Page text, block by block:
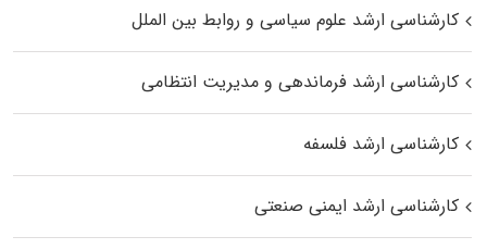
کارشناسی ارشد علوم سیاسی و روابط بین الملل
کارشناسی ارشد فرماندهی و مدیریت انتظامی
کارشناسی ارشد فلسفه
کارشناسی ارشد ایمنی صنعتی